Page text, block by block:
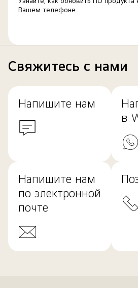
Вашем телефоне.
Свяжитесь с нами
Напишите нам
в
Напишите нам
по электронной
почте